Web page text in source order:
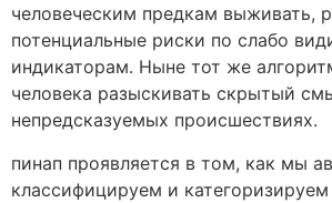
человеческим предкам выживать,
потенциальные риски по слабо
индикаторам. Ныне тот же
человека разыскивать скрытый
непредсказуемых происшествиях.
пинап проявляется в том, как мы
классифицируем и